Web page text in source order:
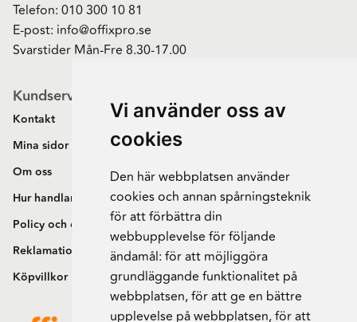
Vi använder oss av
cookies
Den här webbplatsen använder
cookies och annan spårningsteknik
för att förbättra din
webbupplevelse för följande
ändamål: för att möjliggöra
grundläggande funktionalitet på
webbplatsen,för att ge en bättre
upplevelse på webbplatsen,för att
Telefon: 010 300 10 81
E-post: info@offixpro.se
Svarstider Mån-Fre 8.30-17.00
Kundservice
Kontakt
Mina sidor
Om oss
Hur handlar jag?
Policy och cookies
Reklamation och retur
Köpvillkor